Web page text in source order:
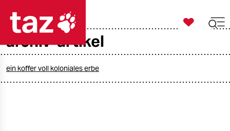
taz zahl ich

taz zahl ich
archiv-artikel
ein koffer voll koloniales erbe